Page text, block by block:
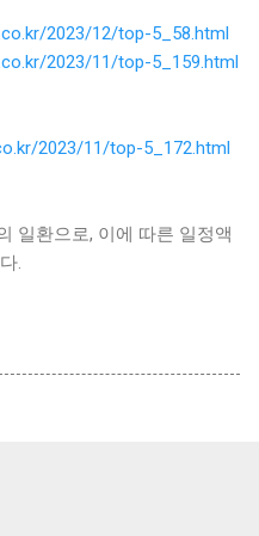
2023/12/top-5_58.html
2023/11/top-5_159.html
2023/11/top-5_172.html
일환으로, 이에 따른 일정액
.